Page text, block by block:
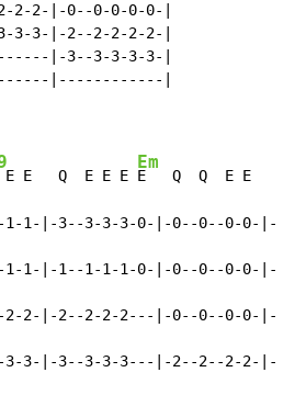
2-2-|-0--0-0-0-0-|
3-3-|-2--2-2-2-2-|
|-3--3-3-3-3-|
|------------|
E E   Q  E E E
Em
E   Q  Q  E E
1-1-|-3--3-3-3-0-|-0--0--0-0-|-
1-1-|-1--1-1-1-0-|-0--0--0-0-|-
2-2-|-2--2-2-2---|-0--0--0-0-|-
3-3-|-3--3-3-3---|-2--2--2-2-|-